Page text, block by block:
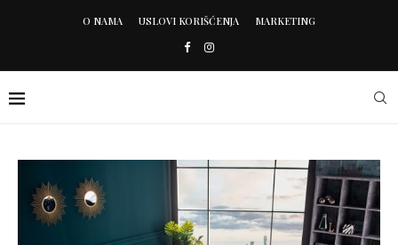
O NAMA USLOVI KORIŠĆENJA MARKETING